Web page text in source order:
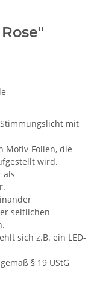
mit
Motiv-Folien, die
wird.
als
seitlichen
sich z.B. ein LED-
§ 19 UStG